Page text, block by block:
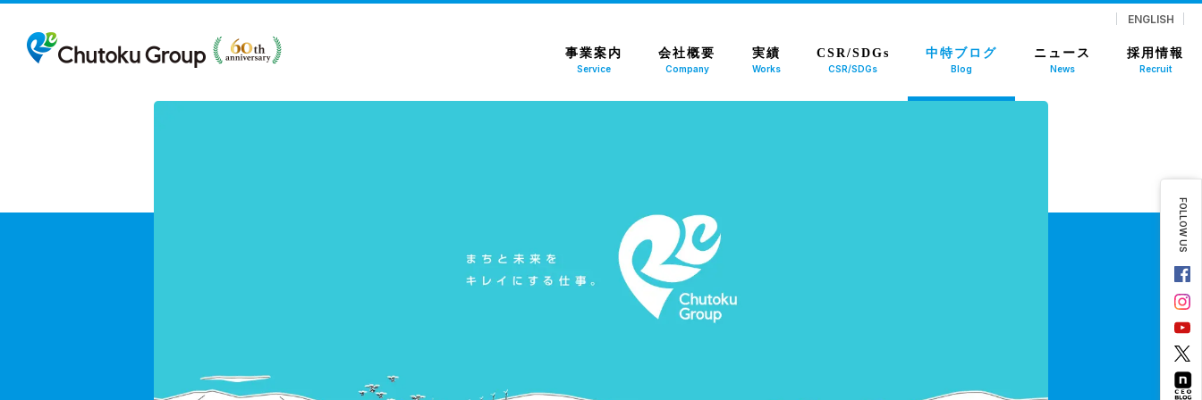
ENGLISH
事業案内
Service
会社概要
Company
実績
Works
CSR/SDGs
CSR/SDGs
中特ブログ
Blog
ニュース
News
採用情報
Recruit
FOLLOW US